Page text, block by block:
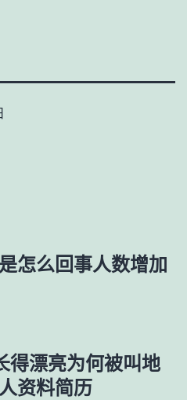
怎么回事人数增加
得漂亮为何被叫地
资料简历